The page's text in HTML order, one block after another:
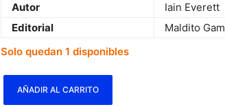
Autor
Iain Everett
Editorial
Maldito
Solo quedan 1 disponibles
AÑADIR AL CARRITO